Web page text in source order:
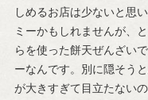
しめるお店は少ないと思
ミーかもしれませんが、
らを使った餅天ぜんざい
ーなんです。別に隠そう
が大きすぎて目立たない